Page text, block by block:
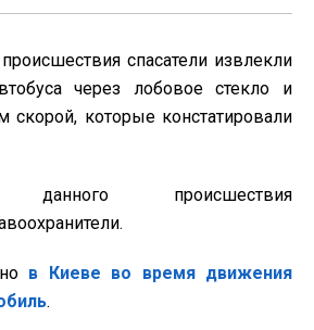
спасатели извлекли
через лобовое стекло и
скорой, которые констатировали
данного происшествия
в Киеве во время движения
.